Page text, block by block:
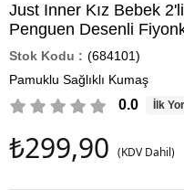
Just Inner Kız Bebek
Penguen Desenli
(684101)
Pamuklu Sağlıklı Kumaş
0.0 İlk
₺299,90 (KDV Dahil)